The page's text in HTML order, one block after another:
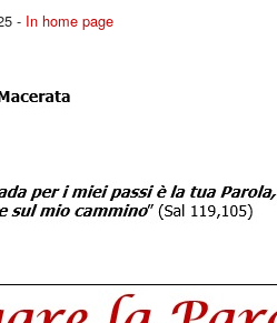
- In home page